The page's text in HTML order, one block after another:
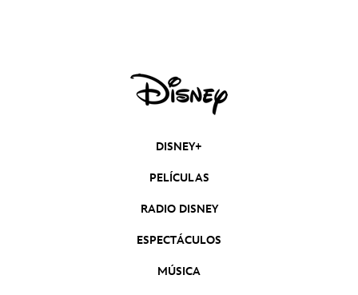
DISNEY+
PELÍCULAS
RADIO DISNEY
ESPECTÁCULOS
MÚSICA